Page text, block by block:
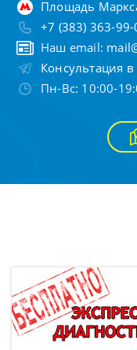
Площадь
+7 (383) 363-99-
Наш email:
Консультация в
Пн-Вс: 10:00-